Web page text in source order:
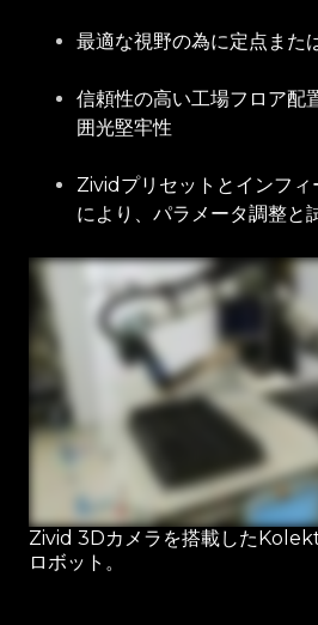
最適な視野の為に定点また
信頼性の高い工場フロア配
囲光堅牢性
Zividプリセットとインフ
により、パラメータ調整と
Zivid 3Dカメラを搭載した
ロボット。